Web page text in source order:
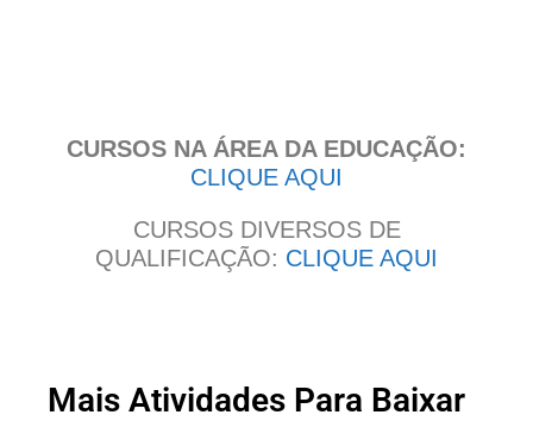
CURSOS NA ÁREA DA EDUCAÇÃO:
CLIQUE AQUI
CURSOS DIVERSOS DE
QUALIFICAÇÃO: CLIQUE AQUI
Mais Atividades Para Baixar